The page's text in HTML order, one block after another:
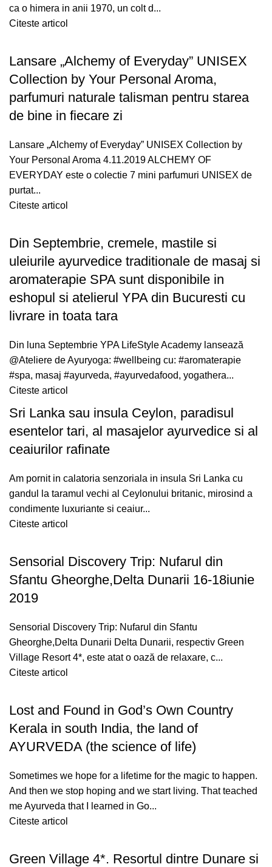
ca o himera in anii 1970, un colt d...
Citeste articol
Lansare „Alchemy of Everyday” UNISEX
Collection by Your Personal Aroma,
parfumuri naturale talisman pentru starea
de bine in fiecare zi
Lansare „Alchemy of Everyday” UNISEX Collection by
Your Personal Aroma 4.11.2019 ALCHEMY OF
EVERYDAY este o colectie 7 mini parfumuri UNISEX de
purtat...
Citeste articol
Din Septembrie, cremele, mastile si
uleiurile ayurvedice traditionale de masaj si
aromaterapie SPA sunt disponibile in
eshopul si atelierul YPA din Bucuresti cu
livrare in toata tara
Din luna Septembrie YPA LifeStyle Academy lansează
@Ateliere de Ayuryoga: #wellbeing cu: #aromaterapie
#spa, masaj #ayurveda, #ayurvedafood, yogathera...
Citeste articol
Sri Lanka sau insula Ceylon, paradisul
esentelor tari, al masajelor ayurvedice si al
ceaiurilor rafinate
Am pornit in calatoria senzoriala in insula Sri Lanka cu
gandul la taramul vechi al Ceylonului britanic, mirosind a
condimente luxuriante si ceaiur...
Citeste articol
Sensorial Discovery Trip: Nufarul din
Sfantu Gheorghe,Delta Dunarii 16-18iunie
2019
Sensorial Discovery Trip: Nufarul din Sfantu
Gheorghe,Delta Dunarii Delta Dunarii, respectiv Green
Village Resort 4*, este atat o oază de relaxare, c...
Citeste articol
Lost and Found in God’s Own Country
Kerala in south India, the land of
AYURVEDA (the science of life)
Sometimes we hope for a lifetime for the magic to happen.
And then we stop hoping and we start living. That teached
me Ayurveda that I learned in Go...
Citeste articol
Green Village 4*. Resortul dintre Dunare si